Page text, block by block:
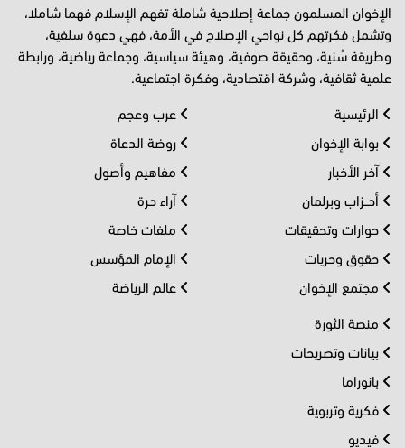
الإخوان المسلمون جماعة إصلاحية شاملة تفهم الإسلام فهما شاملا،
وتشمل فكرتهم كل نواحي الإصلاح في الأمة، فهي دعوة سلفية،
وطريقة سُنية، وحقيقة صوفية، وهيئة سياسية، وجماعة رياضية، ورابطة
علمية ثقافية، وشركة اقتصادية، وفكرة اجتماعية.
الرئيسية
بوابة الإخوان
آخر الأخبار
أحــزاب وبرلمان
حوارات وتحقيقات
حقوق وحريات
مجتمع الإخوان
عرب وعجم
روضة الدعاة
مفاهيم وأصول
آراء حرة
ملفات خاصة
الإمام المؤسس
عالم الرياضة
منصة الثورة
بيانات وتصريحات
بانوراما
فكرية وتربوية
فيديو